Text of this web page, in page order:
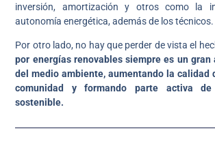
inversión, amortización y otros como la
autonomía energética, además de los técnicos.
Por otro lado, no hay que perder de vista el
por energías renovables siempre es un
del medio ambiente, aumentando la calidad
comunidad y formando parte activa
sostenible.